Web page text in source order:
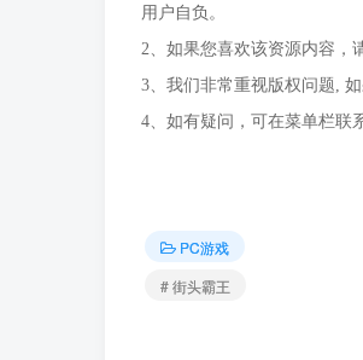
用户自负。
2、如果您喜欢该资源内容，
3、我们非常重视版权问题,
4、如有疑问，可在菜单栏联
PC游戏
# 街头霸王